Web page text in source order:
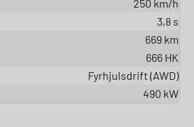
250 km/h
3,8 s
669 km
666 HK
Fyrhjulsdrift (AWD)
490 kW